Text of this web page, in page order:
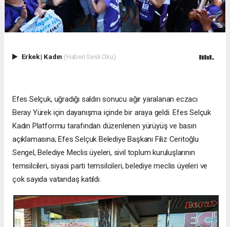
Erkek| Kadın (Haberi Sesli Oku)
Efes Selçuk, uğradığı saldırı sonucu ağır yaralanan eczacı
Beray Yürek için dayanışma içinde bir araya geldi. Efes Selçuk
Kadın Platformu tarafından düzenlenen yürüyüş ve basın
açıklamasına; Efes Selçuk Belediye Başkanı Filiz Ceritoğlu
Sengel, Belediye Meclis üyeleri, sivil toplum kuruluşlarının
temsilcileri, siyasi parti temsilcileri, belediye meclis üyeleri ve
çok sayıda vatandaş katıldı.